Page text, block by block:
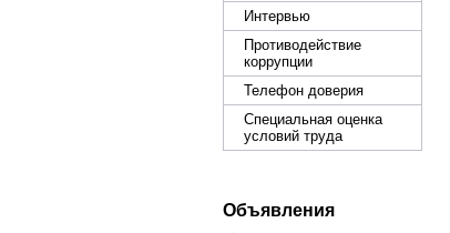
Интервью
Противодействие
коррупции
Телефон доверия
Специальная оценка
условий труда
Объявления